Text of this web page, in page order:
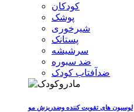
کودکان
پوشک
شیرخوری
پستانک
سرشیشه
ضد سبوره
ضدآفتاب کودک
لوسیون های تقویت کننده وضدریزش مو